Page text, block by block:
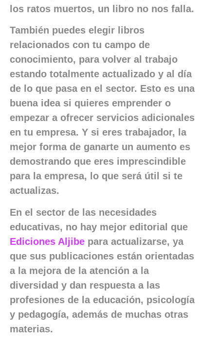
los ratos muertos, un libro no nos falla.
También puedes elegir libros
relacionados con tu campo de
conocimiento, para volver al trabajo
estando totalmente actualizado y al día
de lo que pasa en el sector. Esto es una
buena idea si quieres emprender o
empezar a ofrecer servicios adicionales
en tu empresa. Y si eres trabajador, la
mejor forma de ganarte un aumento es
demostrando que eres imprescindible
para la empresa, lo que será útil si te
actualizas.
En el sector de las necesidades
educativas, no hay mejor editorial que
Ediciones Aljibe para actualizarse, ya
que sus publicaciones están orientadas
a la mejora de la atención a la
diversidad y dan respuesta a las
profesiones de la educación, psicología
y pedagogía, además de muchas otras
materias.